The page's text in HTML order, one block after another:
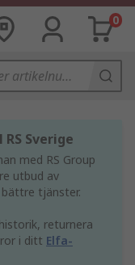
0
Sverige
med RS Group
utbud av
tjänster.
returnera
i ditt Elfa-